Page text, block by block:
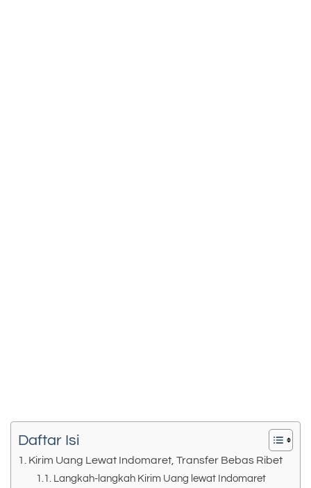
Daftar Isi
Kirim Uang Lewat Indomaret, Transfer Bebas Ribet
Langkah-langkah Kirim Uang lewat Indomaret